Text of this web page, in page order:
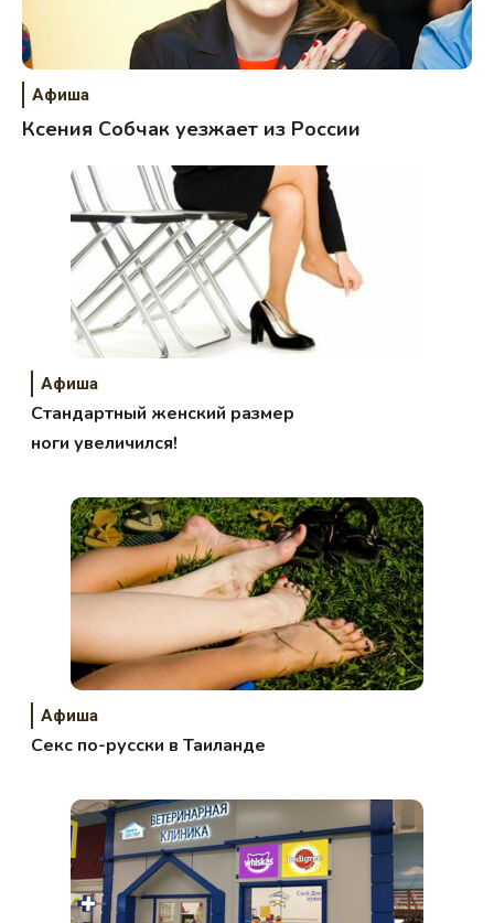
Афиша
Ксения Собчак уезжает из России
Афиша
Стандартный женский размер
ноги увеличился!
Афиша
Секс по-русски в Таиланде